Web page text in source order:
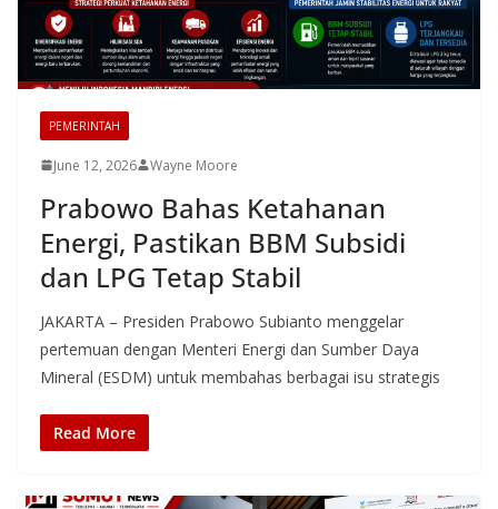
PEMERINTAH
June 12, 2026 Wayne Moore
Prabowo Bahas Ketahanan
Energi, Pastikan BBM Subsidi
dan LPG Tetap Stabil
JAKARTA – Presiden Prabowo Subianto menggelar
pertemuan dengan Menteri Energi dan Sumber Daya
Mineral (ESDM) untuk membahas berbagai isu strategis
Read More